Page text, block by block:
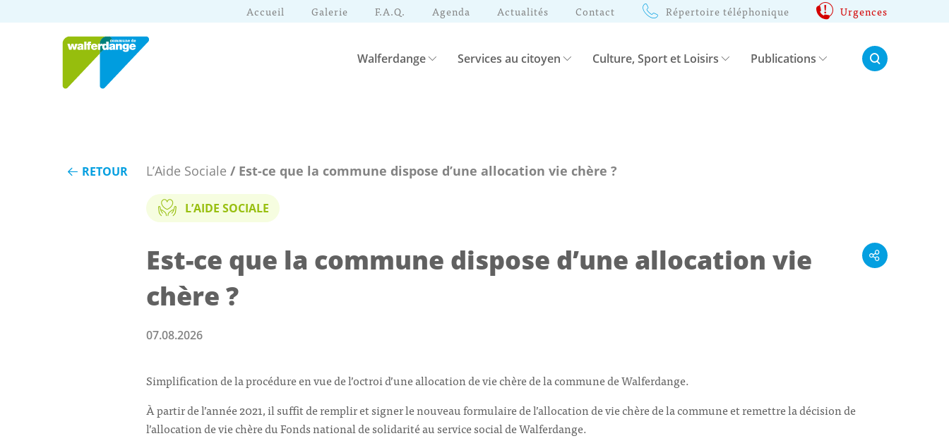
Accueil Galerie F.A.Q. Agenda Actualités Contact Répertoire téléphonique Urgences
Walferdange Services au citoyen Culture, Sport et Loisirs Publications Rechercher:
RETOUR L’Aide Sociale / Est-ce que la commune dispose d’une allocation vie chère ?
L’AIDE SOCIALE
Est-ce que la commune dispose d’une allocation vie
chère ?
07.08.2026
Simplification de la procédure en vue de l’octroi d’une allocation de vie chère de la commune de Walferdange.
À partir de l’année 2021, il suffit de remplir et signer le nouveau formulaire de l’allocation de vie chère de la commune et remettre la décision de
l’allocation de vie chère du Fonds national de solidarité au service social de Walferdange.